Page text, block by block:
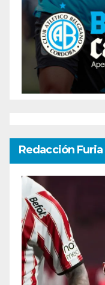
Redacción